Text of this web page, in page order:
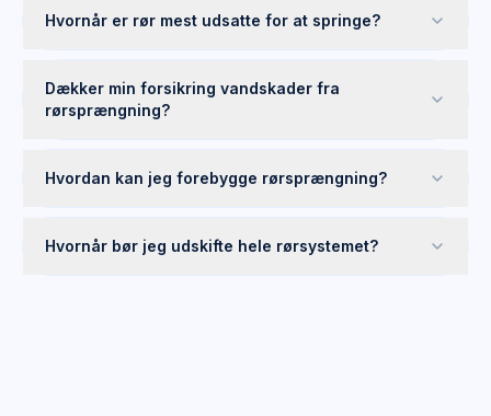
Hvornår er rør mest udsatte for at springe?
Dækker min forsikring vandskader fra
rørsprængning?
Hvordan kan jeg forebygge rørsprængning?
Hvornår bør jeg udskifte hele rørsystemet?